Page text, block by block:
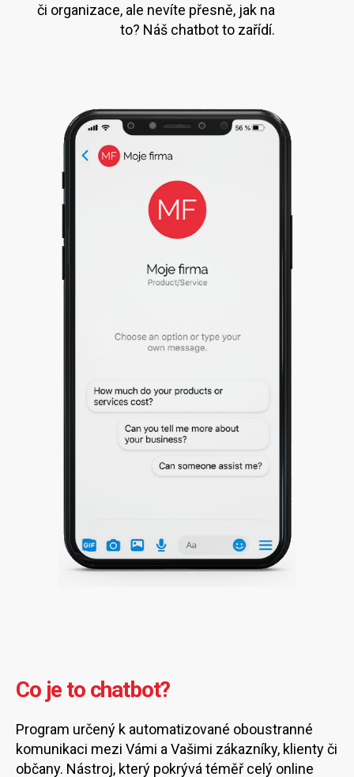
či organizace, ale nevíte přesně, jak na
to? Náš chatbot to zařídí.
Co je to chatbot?
Program určený k automatizované oboustranné
komunikaci mezi Vámi a Vašimi zákazníky, klienty či
občany. Nástroj, který pokrývá téměř celý online